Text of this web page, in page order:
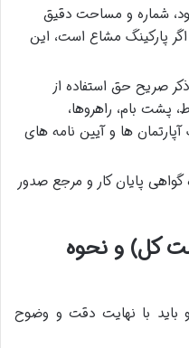
شماره و مساحت دقیق
اگر پارکینگ مشاع است، این
ذکر صریح حق استفاده از
پشت بام، راهروها،
ها و آیین نامه های
گواهی پایان کار و مرجع صدور
کل) و نحوه
باید با نهایت دقت و وضوح